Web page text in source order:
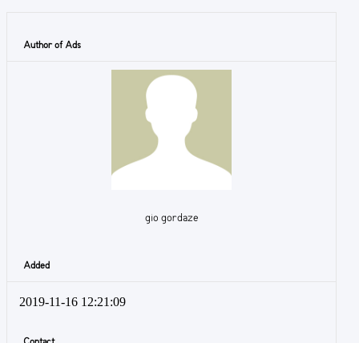
Author of Ads
gio gordaze
Added
2019-11-16 12:21:09